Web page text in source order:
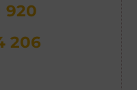
920
206